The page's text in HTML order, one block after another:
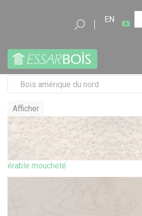
EN
CATALOGUE
BOIS AMÉRIQUE DU NORD
BOIS AMÉRIQUE
Choix de la famille :
Afficher
érable moucheté